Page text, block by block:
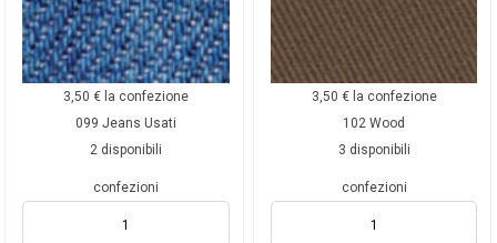
3,50 € la confezione
099 Jeans Usati
2 disponibili
confezioni
3,50 € la confezione
102 Wood
3 disponibili
confezioni